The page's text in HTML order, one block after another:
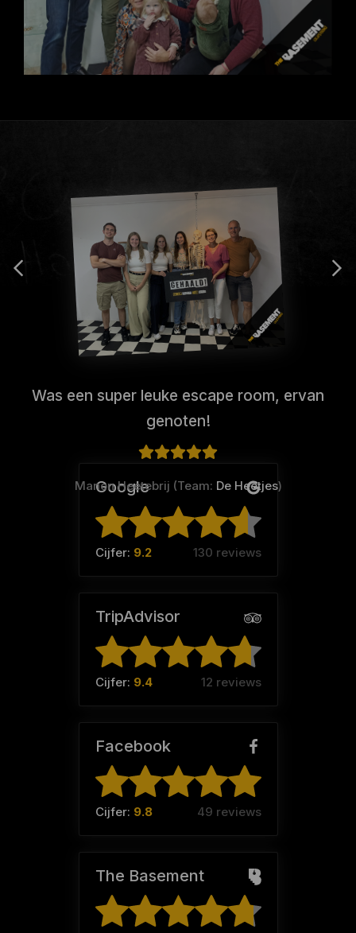
Was een super leuke escape room, ervan
genoten!
Manon Heetebrij (Team: De Heetjes)
Google
Cijfer: 9.2 130 reviews
TripAdvisor
Cijfer: 9.4 12 reviews
Facebook
Cijfer: 9.8 49 reviews
The Basement